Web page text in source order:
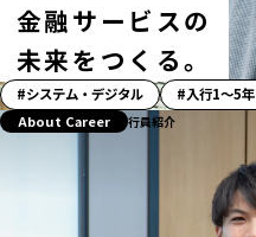
金融サービスの
未来をつくる。
「ス
ト
システム・デジタル 入行1〜5年
About Career 行員紹介